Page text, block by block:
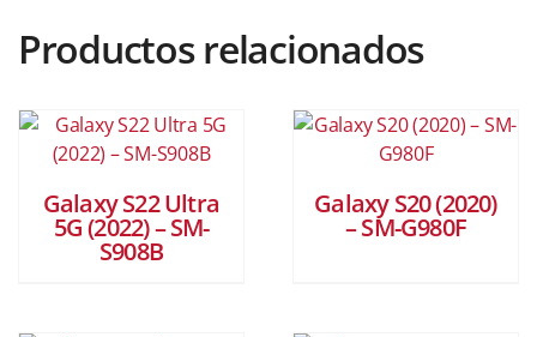
Productos relacionados
Galaxy S22 Ultra
5G (2022) – SM-
S908B
Galaxy S20 (2020)
– SM-G980F